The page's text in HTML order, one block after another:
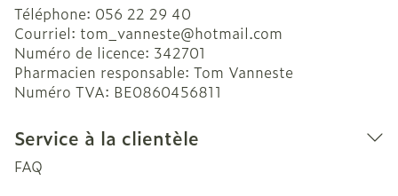
Téléphone: 056 22 29 40
Courriel: tom_vanneste@hotmail.com
Numéro de licence: 342701
Pharmacien responsable: Tom Vanneste
Numéro TVA: BE0860456811
Service à la clientèle
FAQ